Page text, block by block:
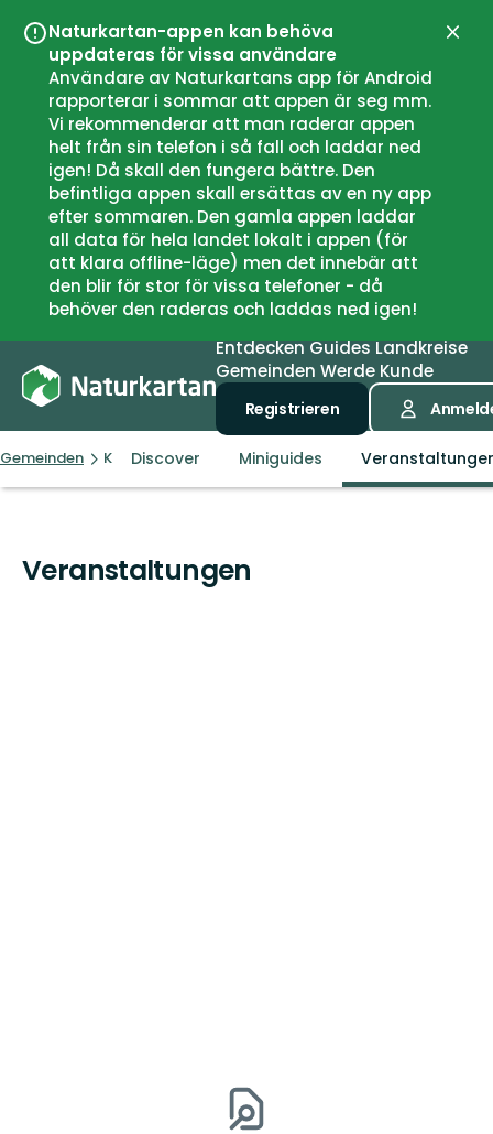
Naturkartan-appen kan behöva
uppdateras för vissa användare
Användare av Naturkartans app för Android
rapporterar i sommar att appen är seg mm.
Vi rekommenderar att man raderar appen
helt från sin telefon i så fall och laddar ned
igen! Då skall den fungera bättre. Den
befintliga appen skall ersättas av en ny app
efter sommaren. Den gamla appen laddar
all data för hela landet lokalt i appen (för
att klara offline-läge) men det innebär att
den blir för stor för vissa telefoner - då
behöver den raderas och laddas ned igen!
EntdeckenGuidesLandkreise
Gemeinden Werde Kunde
Registrieren
Gemeinden Kvinnherad
Discover Miniguides
Veranstaltungen